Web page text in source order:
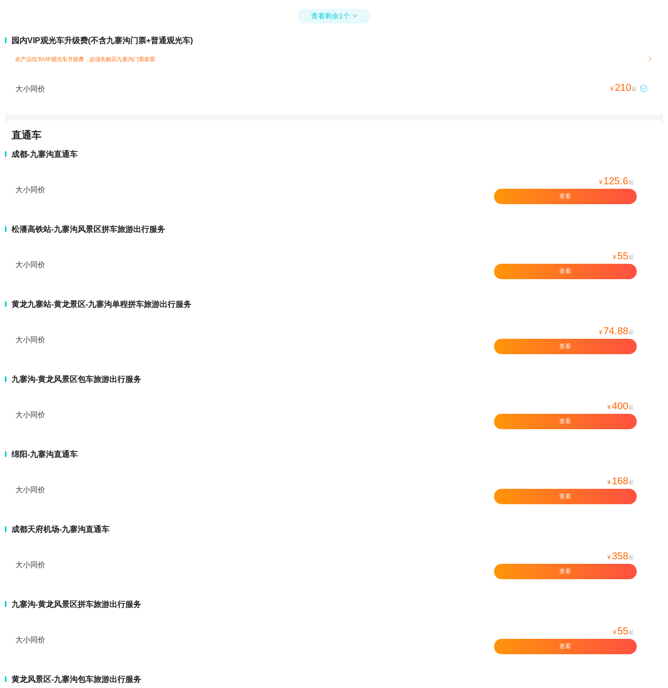
查看剩余1个 
园内VIP观光车升级费(不含九寨沟门票+普通观光车)
此产品仅为VIP观光车升级费，必须先购买九寨沟门票套票 
大小同价 ¥ 210起 
直通车
成都-九寨沟直通车
大小同价
¥ 125.6 起
查看
松潘高铁站-九寨沟风景区拼车旅游出行服务
大小同价
¥ 55 起
查看
黄龙九寨站-黄龙景区-九寨沟单程拼车旅游出行服务
大小同价
¥ 74.88 起
查看
九寨沟-黄龙风景区包车旅游出行服务
大小同价
¥400 起
查看
绵阳-九寨沟直通车
大小同价
¥ 168 起
查看
成都天府机场-九寨沟直通车
大小同价
¥358 起
查看
九寨沟-黄龙风景区拼车旅游出行服务
大小同价
¥ 55 起
查看
黄龙风景区-九寨沟包车旅游出行服务